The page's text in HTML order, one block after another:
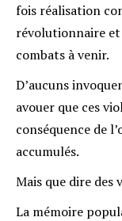
fois réalisation
révolutionnaire
combats à venir.
D’aucuns
avouer que ces
conséquence de
accumulés.
Mais que dire des
La mémoire